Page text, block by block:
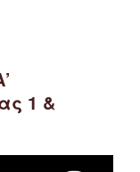
1 &